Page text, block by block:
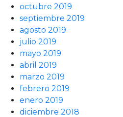
octubre 2019
septiembre 2019
agosto 2019
julio 2019
mayo 2019
abril 2019
marzo 2019
febrero 2019
enero 2019
diciembre 2018